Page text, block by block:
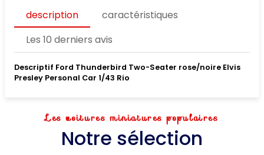
description
caractéristiques
Les 10 derniers avis
Descriptif Ford Thunderbird Two-Seater rose/noire Elvis
Presley Personal Car 1/43 Rio
Les voitures miniatures populaires
Notre sélection